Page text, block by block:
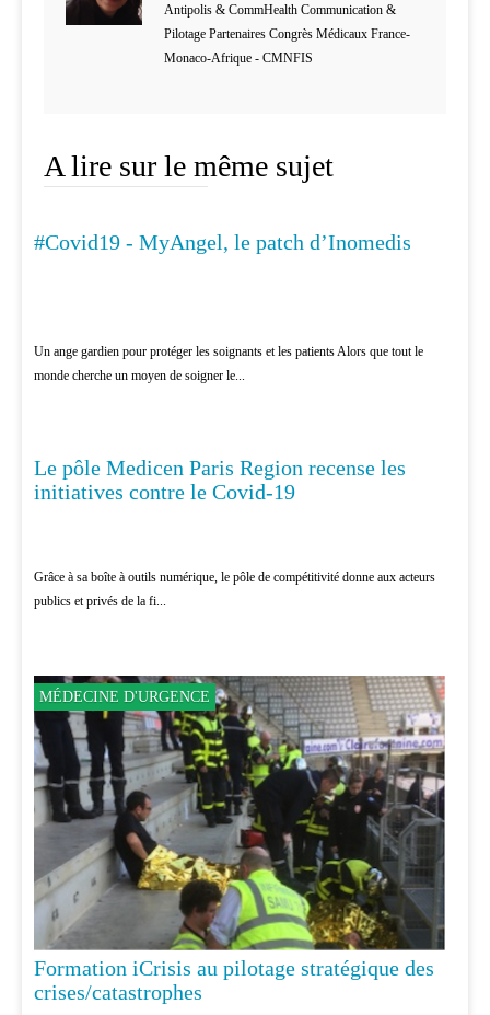
Antipolis & CommHealth Communication &
Pilotage Partenaires Congrès Médicaux France-
Monaco-Afrique - CMNFIS
A lire sur le même sujet
MÉDECINE
#Covid19 - MyAngel, le patch d’Inomedis
Un ange gardien pour protéger les soignants et les patients Alors que tout le
monde cherche un moyen de soigner le...
MÉDECINE
Le pôle Medicen Paris Region recense les
initiatives contre le Covid-19
Grâce à sa boîte à outils numérique, le pôle de compétitivité donne aux acteurs
publics et privés de la fi...
MÉDECINE D'URGENCE
Formation iCrisis au pilotage stratégique des
crises/catastrophes